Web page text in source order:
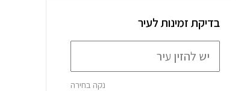
בדיקת זמינות לעיר
נקה בחירה